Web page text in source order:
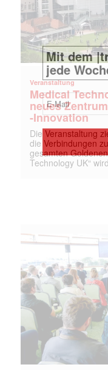
Veranstaltung
Medical
neues
-Innovation
Die Veranstaltung
die Verbindungen
gesamten
Technology UK“